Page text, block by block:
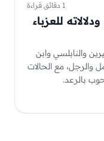
1 دقائق قراءة
للعزباء
والنابلسي وابن
والرجل، مع الحالات
بالرعد.